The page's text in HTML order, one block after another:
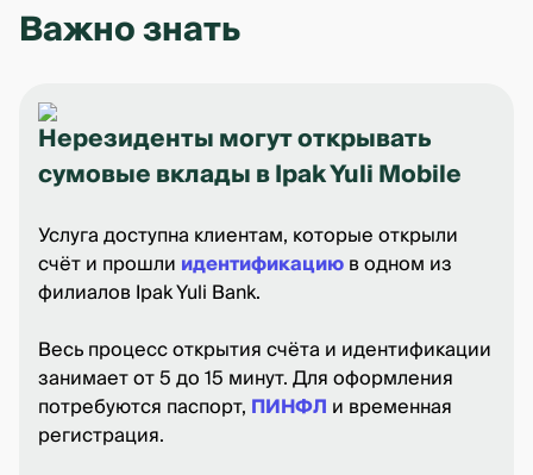
Важно знать
Нерезиденты могут открывать
сумовые вклады в Ipak Yuli Mobile
Услуга доступна клиентам, которые открыли
счёт и прошли идентификациюв одном из
филиалов Ipak Yuli Bank.
Весь процесс открытия счёта и идентификации
занимает от 5 до 15 минут. Для оформления
потребуются паспорт, ПИНФЛ и временная
регистрация.